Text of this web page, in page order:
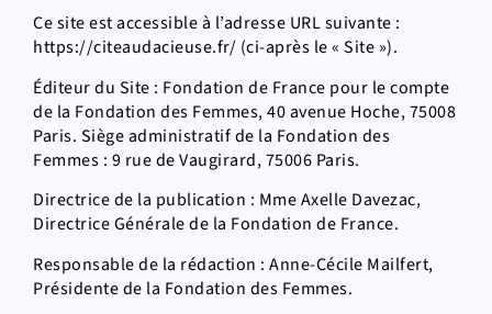
Ce site est accessible à l’adresse URL suivante :
https://citeaudacieuse.fr/ (ci-après le « Site »).
Éditeur du Site : Fondation de France pour le compte
de la Fondation des Femmes, 40 avenue Hoche, 75008
Paris. Siège administratif de la Fondation des
Femmes : 9 rue de Vaugirard, 75006 Paris.
Directrice de la publication : Mme Axelle Davezac,
Directrice Générale de la Fondation de France.
Responsable de la rédaction : Anne-Cécile Mailfert,
Présidente de la Fondation des Femmes.